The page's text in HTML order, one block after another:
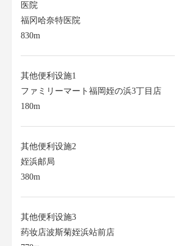
医院
福冈哈奈特医院
830m
其他便利设施1
ファミリーマート福岡姪の浜3丁目店
180m
其他便利设施2
姪浜邮局
380m
其他便利设施3
药妆店波斯菊姪浜站前店